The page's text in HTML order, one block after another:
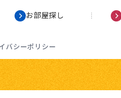
お部屋探し
バシーポリシー